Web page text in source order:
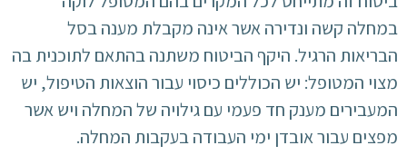
במחלה קשה ונדירה אשר אינה מקבלת מענה בסל
הבריאות הרגיל. היקף הביטוח משתנה בהתאם לתוכנית בה
מצוי המטופל: יש הכוללים כיסוי עבור הוצאות הטיפול, יש
המעבירים מענק חד פעמי עם גילויה של המחלה ויש אשר
מפצים עבור אובדן ימי העבודה בעקבות המחלה.